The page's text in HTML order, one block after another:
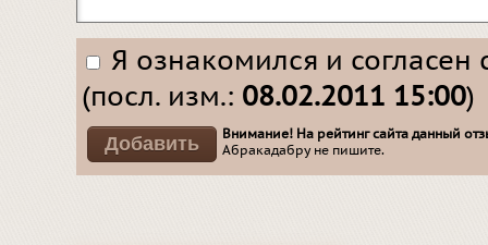
Я ознакомился и согласен
(посл. изм.: 08.02.2011 15:00)
Внимание! На рейтинг сайта данный
Абракадабру не пишите.